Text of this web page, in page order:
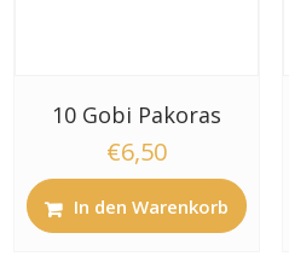
10 Gobi Pakoras
€6,50
In den Warenkorb